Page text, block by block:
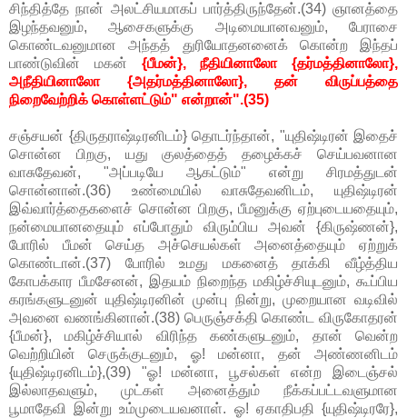
சிந்தித்தே நான் அலட்சியமாகப் பார்த்திருந்தேன்.(34) ஞானத்தை
இழந்தவனும், ஆசைகளுக்கு அடிமையானவனும், பேராசை
கொண்டவனுமான அந்தத் துரியோதனனைக் கொன்ற இந்தப்
பாண்டுவின் மகன் {பீமன்}, நீதியினாலோ {தர்மத்தினாலோ},
அநீதியினாலோ {அதர்மத்தினாலோ}, தன் விருப்பத்தை
நிறைவேற்றிக் கொள்ளட்டும்" என்றான்".(35)
சஞ்சயன் {திருதராஷ்டிரனிடம்} தொடர்ந்தான், "யுதிஷ்டிரன் இதைச்
சொன்ன பிறகு, யது குலத்தைத் தழைக்கச் செய்பவனான
வாசுதேவன், "அப்படியே ஆகட்டும்" என்று சிரமத்துடன்
சொன்னான்.(36) உண்மையில் வாசுதேவனிடம், யுதிஷ்டிரன்
இவ்வார்த்தைகளைச் சொன்ன பிறகு, பீமனுக்கு ஏற்புடையதையும்,
நன்மையானதையும் எப்போதும் விரும்பிய அவன் {கிருஷ்ணன்},
போரில் பீமன் செய்த அச்செயல்கள் அனைத்தையும் ஏற்றுக்
கொண்டான்.(37) போரில் உமது மகனைத் தாக்கி வீழ்த்திய
கோபக்கார பீமசேனன், இதயம் நிறைந்த மகிழ்ச்சியுடனும், கூப்பிய
கரங்களுடனுன் யுதிஷ்டிரனின் முன்பு நின்று, முறையான வடிவில்
அவனை வணங்கினான்.(38) பெருஞ்சக்தி கொண்ட விருகோதரன்
{பீமன்}, மகிழ்ச்சியால் விரிந்த கண்களுடனும், தான் வென்ற
வெற்றியின் செருக்குடனும், ஓ! மன்னா, தன் அண்ணனிடம்
{யுதிஷ்டிரனிடம்},(39) "ஓ! மன்னா, பூசல்கள் என்ற இடைஞ்சல்
இல்லாதவளும், முட்கள் அனைத்தும் நீக்கப்பட்டவளுமான
பூமாதேவி இன்று உம்முடையவனாள். ஓ! ஏகாதிபதி {யுதிஷ்டிரரே},